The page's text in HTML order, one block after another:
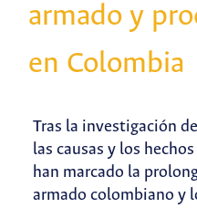
armado y
en Colombia
Tras la investigación
las causas y los
han marcado la
armado colombiano y